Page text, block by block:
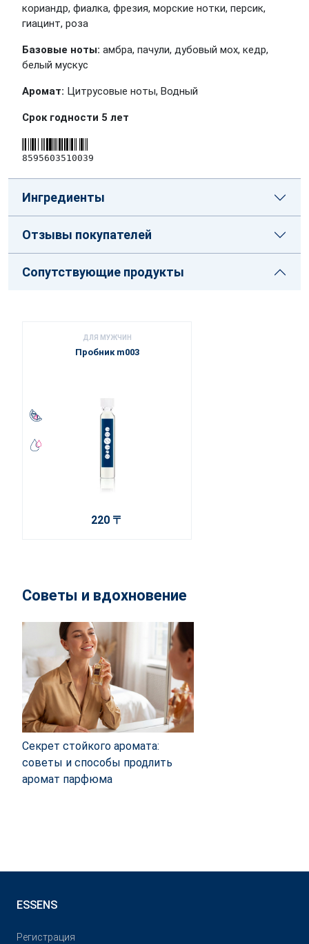
кориандр, фиалка, фрезия, морские нотки, персик,
гиацинт, роза
Базовые ноты: амбра, пачули, дубовый мох, кедр,
белый мускус
Аромат: Цитрусовые ноты, Водный
Срок годности 5 лет
8595603510039
Ингредиенты
Отзывы покупателей
Сопутствующие продукты
ДЛЯ МУЖЧИН
Пробник m003
220 〒
Советы и вдохновение
Секрет стойкого аромата:
советы и способы продлить
аромат парфюма
ESSENS
Pегистрация